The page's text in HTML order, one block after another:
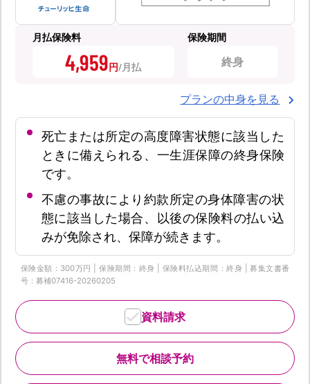
月払保険料
4,959円
保険期間
終身
プランの中身を見る
死亡または所定の高度障害状態に該当した
ときに備えられる、一生涯保障の終身保険
です。
不慮の事故により約款所定の身体障害の状
態に該当した場合、以後の保険料の払い込
みが免除され、保障が続きます。
保険金額：300万円 | 保険期間：終身 | 保険料払込期間：終身 | 募集文書番
号：募補07416-20260205
無料で相談予約
資料請求